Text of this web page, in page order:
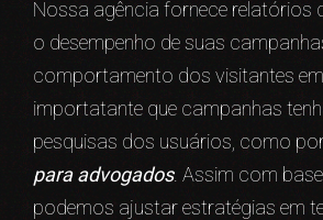
Nossa agência fornece relatórios
o desempenho de suas
comportamento dos visitantes
importatante que campanhas
pesquisas dos usuários, como
para advogados. Assim com
podemos ajustar estratégias em